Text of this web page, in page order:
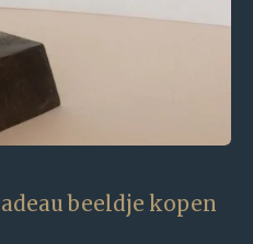
beeldje kopen